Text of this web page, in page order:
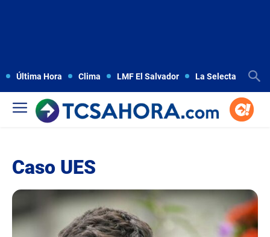
Última Hora Clima LMF El Salvador La Selecta
Caso UES